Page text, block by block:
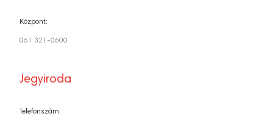
Központ:
061 321-0600
Jegyiroda
Telefonszám: